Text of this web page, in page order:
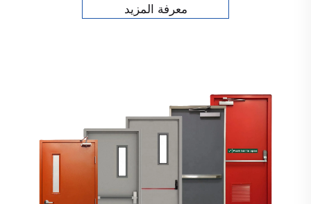
معرفة المزيد